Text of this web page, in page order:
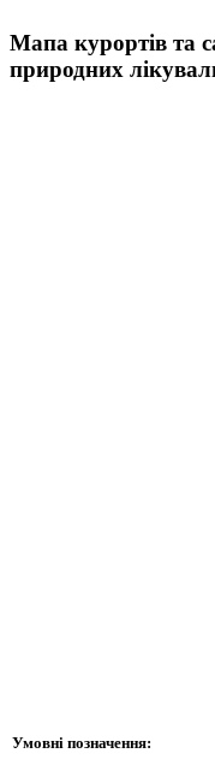
Мапа курортів та
природних
Умовні позначення: